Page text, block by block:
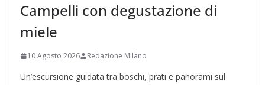
Campelli con degustazione di
miele
10 Agosto 2026 Redazione Milano
Un’escursione guidata tra boschi, prati e panorami sul